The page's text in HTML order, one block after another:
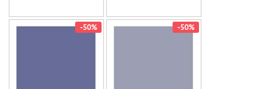
-50% -50%